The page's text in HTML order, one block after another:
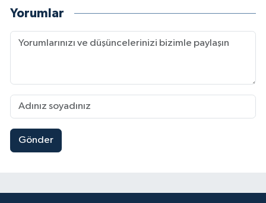
Yorumlar
Gönder